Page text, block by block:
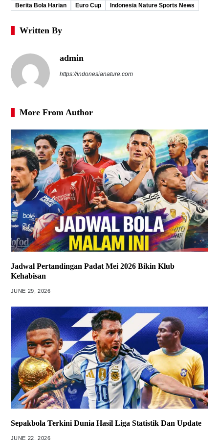
Berita Bola Harian Euro Cup Indonesia Nature Sports News
Written By
admin
https://indonesianature.com
More From Author
Jadwal Pertandingan Padat Mei 2026 Bikin Klub
Kehabisan
JUNE 29, 2026
Sepakbola Terkini Dunia Hasil Liga Statistik Dan Update
JUNE 22, 2026